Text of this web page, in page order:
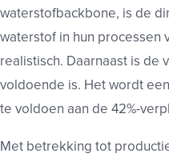
waterstofbackbone, is de
waterstof in hun processen
realistisch. Daarnaast is
voldoende is. Het wordt
te voldoen aan de 42%-
Met betrekking tot